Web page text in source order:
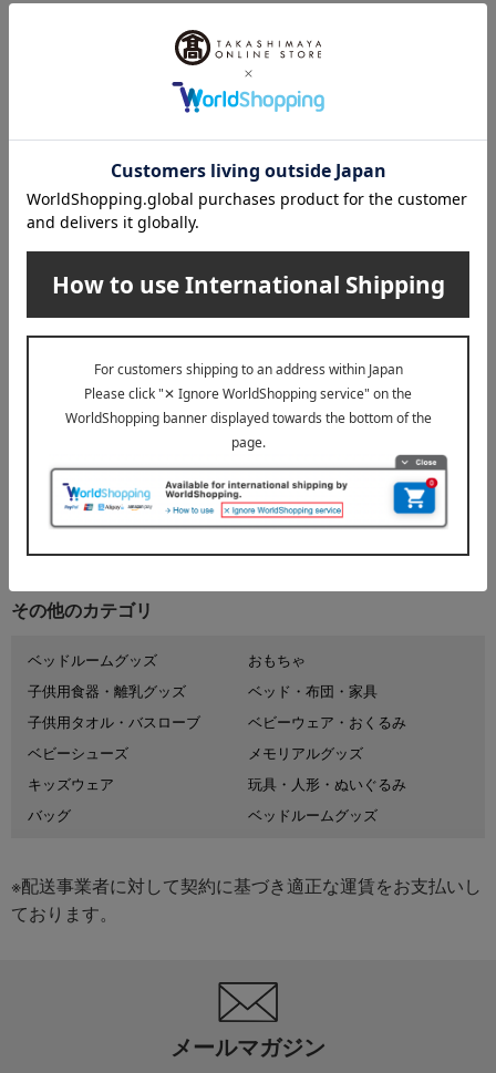
ー）
ミトン
税込 6,050 円
1
出産お祝い トップへ
その他のカテゴリ
ベッドルームグッズ
おもちゃ
子供用食器・離乳グッズ
ベッド・布団・家具
子供用タオル・バスローブ
ベビーウェア・おくるみ
ベビーシューズ
メモリアルグッズ
キッズウェア
玩具・人形・ぬいぐるみ
バッグ
ベッドルームグッズ
※配送事業者に対して契約に基づき適正な運賃をお支払いし
ております。
メールマガジン